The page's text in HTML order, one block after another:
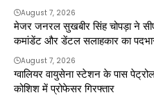
August 7, 2026
मेजर जनरल सुखबीर सिंह चोपड़ा ने
कमांडेंट और डेंटल सलाहकार का
August 7, 2026
ग्वालियर वायुसेना स्टेशन के पास
कोशिश में प्रोफेसर गिरफ्तार